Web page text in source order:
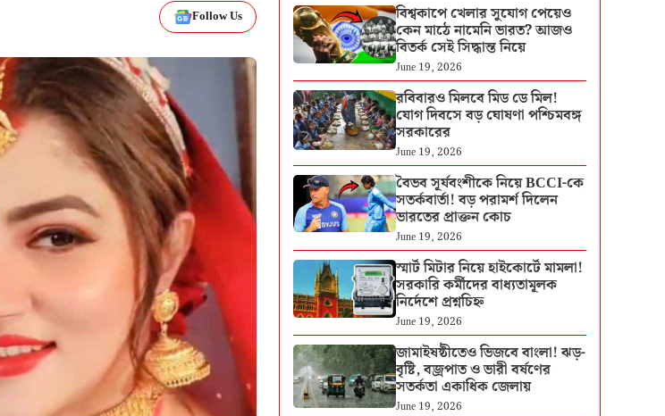
Follow Us বিশ্বকাপে খেলার সুযোগ পেয়েও
কেন মাঠে নামেনি ভারত? আজও
বিতর্ক সেই সিদ্ধান্ত নিয়ে
June 19, 2026
রবিবারও মিলবে মিড ডে মিল!
যোগ দিবসে বড় ঘোষণা পশ্চিমবঙ্গ
সরকারের
June 19, 2026
বৈভব সূর্যবংশীকে নিয়ে BCCI-কে
সতর্কবার্তা! বড় পরামর্শ দিলেন
ভারতের প্রাক্তন কোচ
June 19, 2026
স্মার্ট মিটার নিয়ে হাইকোর্টে মামলা!
সরকারি কর্মীদের বাধ্যতামূলক
নির্দেশে প্রশ্নচিহ্ন
June 19, 2026
জামাইষষ্ঠীতেও ভিজবে বাংলা! ঝড়-
বৃষ্টি, বজ্রপাত ও ভারী বর্ষণের
সতর্কতা একাধিক জেলায়
June 19, 2026